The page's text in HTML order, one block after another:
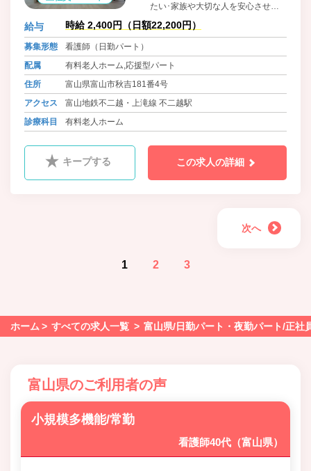
たい･家族や大切な人を安心させた
い
給与 時給 2,400円（日額22,200円）
募集形態
看護師（日勤パート）
配属
有料老人ホーム,応援型パート
住所
富山県富山市秋吉181番4号
アクセス
富山地鉄不二越・上滝線 不二越駅
診療科目
有料老人ホーム
キープする この求人の詳細
次へ
1 2 3
ホーム すべての求人一覧 富山県/日勤パート・夜勤パート/正社
富山県のご利用者の声
小規模多機能/常勤
看護師40代（富山県）